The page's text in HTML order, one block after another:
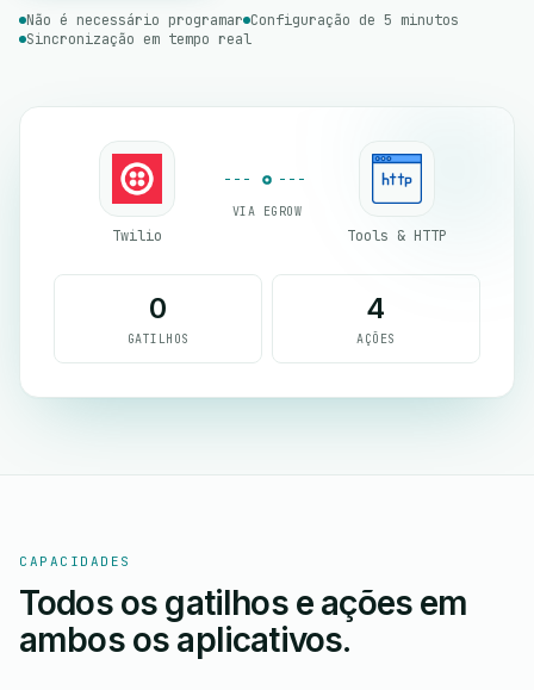
Não é necessário programar Configuração de 5 minutos
Sincronização em tempo real
Twilio
VIA EGROW
Tools & HTTP
0
GATILHOS
4
AÇÕES
CAPACIDADES
Todos os gatilhos e ações em
ambos os aplicativos.